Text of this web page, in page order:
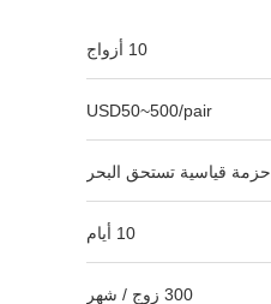
10 أزواج
USD50~500/pair
حزمة قياسية تستحق البحر
10 أيام
300 زوج / شهر